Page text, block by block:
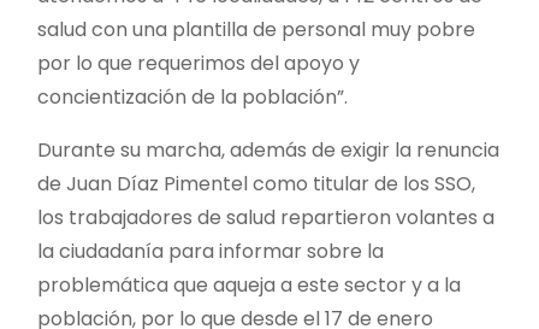
salud con una plantilla de personal muy pobre
por lo que requerimos del apoyo y
concientización de la población”.
Durante su marcha, además de exigir la renuncia
de Juan Díaz Pimentel como titular de los SSO,
los trabajadores de salud repartieron volantes a
la ciudadanía para informar sobre la
problemática que aqueja a este sector y a la
población, por lo que desde el 17 de enero